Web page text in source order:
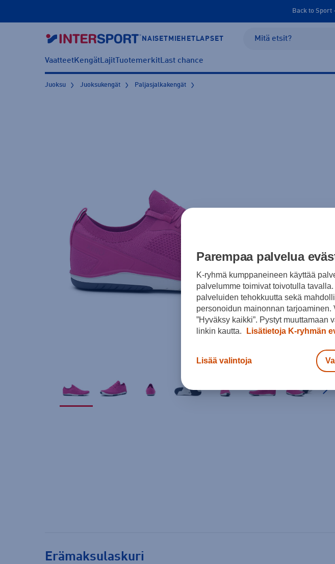
Back to Sport
NAISET MIEHET LAPSET
VaatteetKengätLajitTuotemerkitLast chance
Juoksu Juoksukengät Paljasjalkakengät
Erämaksulaskuri
Parempaa palvelua
K-ryhmä kumppaneineen käyttää
palvelumme toimivat toivotulla
palveluiden tehokkuutta sekä
personoidun mainonnan
”Hyväksy kaikki”. Pystyt muuttamaan
linkin kautta.
Lisätietoja K-ryhmän
Lisää valintoja